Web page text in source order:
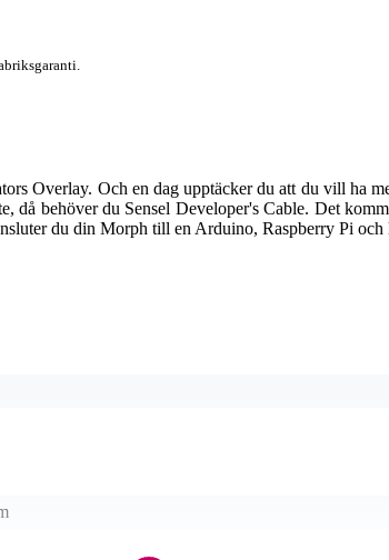
Overlay. Och en dag upptäcker du att du vill ha
då behöver du Sensel Developer's Cable. Det
du din Morph till en Arduino, Raspberry Pi och